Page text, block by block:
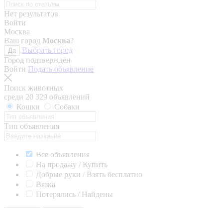
Нет результатов
Войти
Москва
Ваш город Москва?
Да
Выбрать город
Город подтверждён
Войти Подать объявление
Поиск животных
среди 20 329 объявлений
Кошки
Собаки
Тип объявления
Все объявления
На продажу / Купить
Добрые руки / Взять бесплатно
Вязка
Потерялись / Найдены